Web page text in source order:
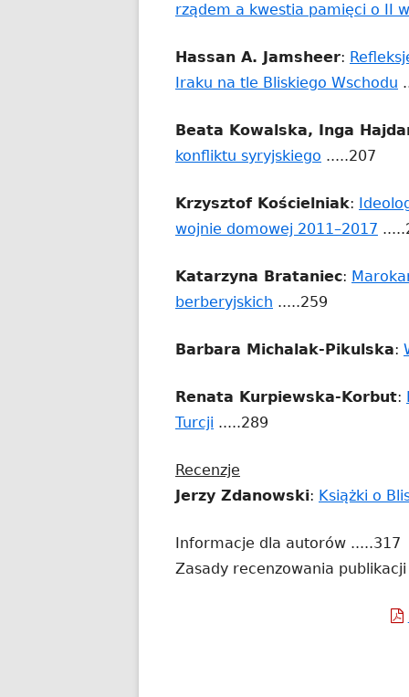
rządem a kwestia pamięci o II
Hassan A. Jamsheer:
Iraku na tle Bliskiego Wschodu
Beata Kowalska, Inga
konfliktu syryjskiego Strona
się
w
oknie
.....207
Krzysztof Kościelniak:
wojnie domowej 2011–2017
się
Katarzyna Brataniec:
berberyjskich Strona
się
nowym
.....259
Barbara Michalak-Pikulska:
Renata Kurpiewska-Korbut:
Turcji Strona
się
w
oknie
.....289
Recenzje
Jerzy Zdanowski: Książki o
Informacje dla autorów .....317
Zasady recenzowania